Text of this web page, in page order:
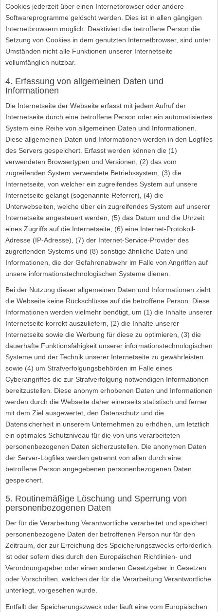
Cookies jederzeit über einen Internetbrowser oder andere
Softwareprogramme gelöscht werden. Dies ist in allen gängigen
Internetbrowsern möglich. Deaktiviert die betroffene Person die
Setzung von Cookies in dem genutzten Internetbrowser, sind unter
Umständen nicht alle Funktionen unserer Internetseite
vollumfänglich nutzbar.
4. Erfassung von allgemeinen Daten und
Informationen
Die Internetseite der Webseite erfasst mit jedem Aufruf der
Internetseite durch eine betroffene Person oder ein automatisiertes
System eine Reihe von allgemeinen Daten und Informationen.
Diese allgemeinen Daten und Informationen werden in den Logfiles
des Servers gespeichert. Erfasst werden können die (1)
verwendeten Browsertypen und Versionen, (2) das vom
zugreifenden System verwendete Betriebssystem, (3) die
Internetseite, von welcher ein zugreifendes System auf unsere
Internetseite gelangt (sogenannte Referrer), (4) die
Unterwebseiten, welche über ein zugreifendes System auf unserer
Internetseite angesteuert werden, (5) das Datum und die Uhrzeit
eines Zugriffs auf die Internetseite, (6) eine Internet-Protokoll-
Adresse (IP-Adresse), (7) der Internet-Service-Provider des
zugreifenden Systems und (8) sonstige ähnliche Daten und
Informationen, die der Gefahrenabwehr im Falle von Angriffen auf
unsere informationstechnologischen Systeme dienen.
Bei der Nutzung dieser allgemeinen Daten und Informationen zieht
die Webseite keine Rückschlüsse auf die betroffene Person. Diese
Informationen werden vielmehr benötigt, um (1) die Inhalte unserer
Internetseite korrekt auszuliefern, (2) die Inhalte unserer
Internetseite sowie die Werbung für diese zu optimieren, (3) die
dauerhafte Funktionsfähigkeit unserer informationstechnologischen
Systeme und der Technik unserer Internetseite zu gewährleisten
sowie (4) um Strafverfolgungsbehörden im Falle eines
Cyberangriffes die zur Strafverfolgung notwendigen Informationen
bereitzustellen. Diese anonym erhobenen Daten und Informationen
werden durch die Webseite daher einerseits statistisch und ferner
mit dem Ziel ausgewertet, den Datenschutz und die
Datensicherheit in unserem Unternehmen zu erhöhen, um letztlich
ein optimales Schutzniveau für die von uns verarbeiteten
personenbezogenen Daten sicherzustellen. Die anonymen Daten
der Server-Logfiles werden getrennt von allen durch eine
betroffene Person angegebenen personenbezogenen Daten
gespeichert.
5. Routinemäßige Löschung und Sperrung von
personenbezogenen Daten
Der für die Verarbeitung Verantwortliche verarbeitet und speichert
personenbezogene Daten der betroffenen Person nur für den
Zeitraum, der zur Erreichung des Speicherungszwecks erforderlich
ist oder sofern dies durch den Europäischen Richtlinien- und
Verordnungsgeber oder einen anderen Gesetzgeber in Gesetzen
oder Vorschriften, welchen der für die Verarbeitung Verantwortliche
unterliegt, vorgesehen wurde.
Entfällt der Speicherungszweck oder läuft eine vom Europäischen